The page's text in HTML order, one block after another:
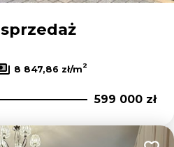
8 847,86 zł/m2
599 000 zł